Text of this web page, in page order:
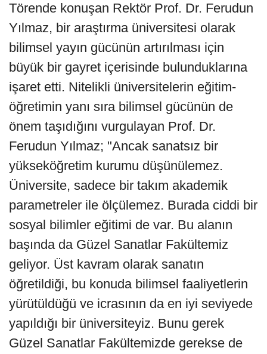
Törende konuşan Rektör Prof. Dr. Ferudun
Yılmaz, bir araştırma üniversitesi olarak
bilimsel yayın gücünün artırılması için
büyük bir gayret içerisinde bulunduklarına
işaret etti. Nitelikli üniversitelerin eğitim-
öğretimin yanı sıra bilimsel gücünün de
önem taşıdığını vurgulayan Prof. Dr.
Ferudun Yılmaz; "Ancak sanatsız bir
yükseköğretim kurumu düşünülemez.
Üniversite, sadece bir takım akademik
parametreler ile ölçülemez. Burada ciddi bir
sosyal bilimler eğitimi de var. Bu alanın
başında da Güzel Sanatlar Fakültemiz
geliyor. Üst kavram olarak sanatın
öğretildiği, bu konuda bilimsel faaliyetlerin
yürütüldüğü ve icrasının da en iyi seviyede
yapıldığı bir üniversiteyiz. Bunu gerek
Güzel Sanatlar Fakültemizde gerekse de